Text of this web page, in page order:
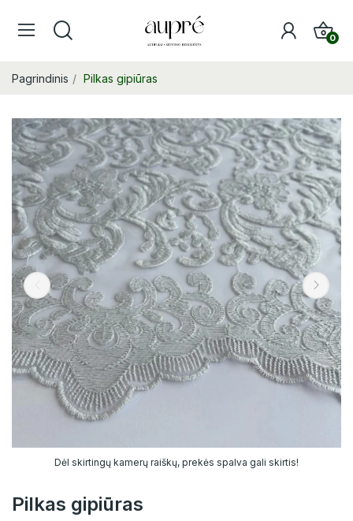
0
Pagrindinis Pilkas gipiūras
Dėl skirtingų kamerų raiškų, prekės spalva gali skirtis!
Pilkas gipiūras